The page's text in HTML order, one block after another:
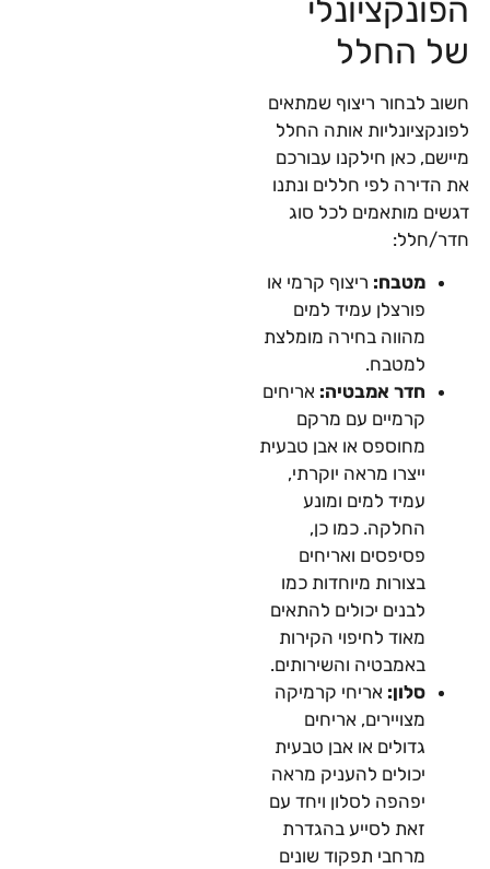
הפונקציונלי
של החלל
חשוב לבחור ריצוף שמתאים
לפונקציונליות אותה החלל
מיישם, כאן חילקנו עבורכם
את הדירה לפי חללים ונתנו
דגשים מותאמים לכל סוג
חדר/חלל:
מטבח: ריצוף קרמי או
פורצלן עמיד למים
מהווה בחירה מומלצת
למטבח.
חדר אמבטיה: אריחים
קרמיים עם מרקם
מחוספס או אבן טבעית
ייצרו מראה יוקרתי,
עמיד למים ומונע
החלקה. כמו כן,
פסיפסים ואריחים
בצורות מיוחדות כמו
לבנים יכולים להתאים
מאוד לחיפוי הקירות
באמבטיה והשירותים.
סלון: אריחי קרמיקה
מצויירים, אריחים
גדולים או אבן טבעית
יכולים להעניק מראה
יפהפה לסלון ויחד עם
זאת לסייע בהגדרת
מרחבי תפקוד שונים